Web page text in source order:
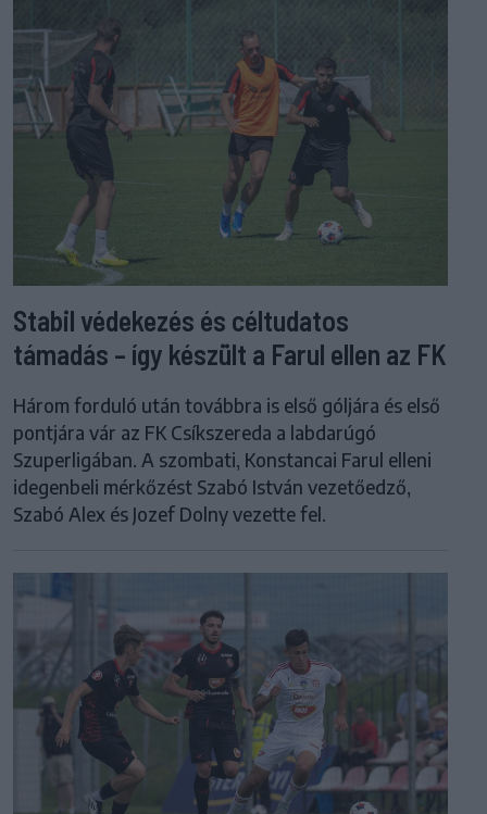
Stabil védekezés és céltudatos
támadás – így készült a Farul ellen az FK
Három forduló után továbbra is első góljára és első
pontjára vár az FK Csíkszereda a labdarúgó
Szuperligában. A szombati, Konstancai Farul elleni
idegenbeli mérkőzést Szabó István vezetőedző,
Szabó Alex és Jozef Dolny vezette fel.